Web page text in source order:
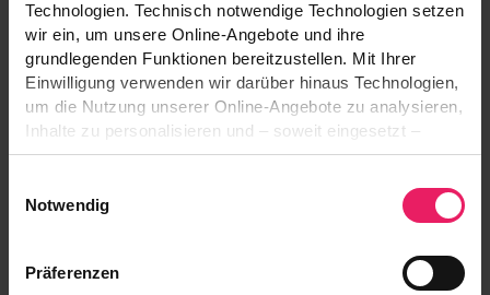
Technologien. Technisch notwendige Technologien setzen
wir ein, um unsere Online-Angebote und ihre
grundlegenden Funktionen bereitzustellen. Mit Ihrer
Einwilligung verwenden wir darüber hinaus Technologien,
um die Nutzung unserer Online-Angebote zu analysieren,
Inhalte zu personalisieren und – soweit eingesetzt –
Funktionen sozialer Medien und Werbung bereitzustellen.
Dabei können Informationen über Ihre Nutzung unserer
Anbieter können die Informationen gegebenenfalls mit
Notwendig
Präferenzen